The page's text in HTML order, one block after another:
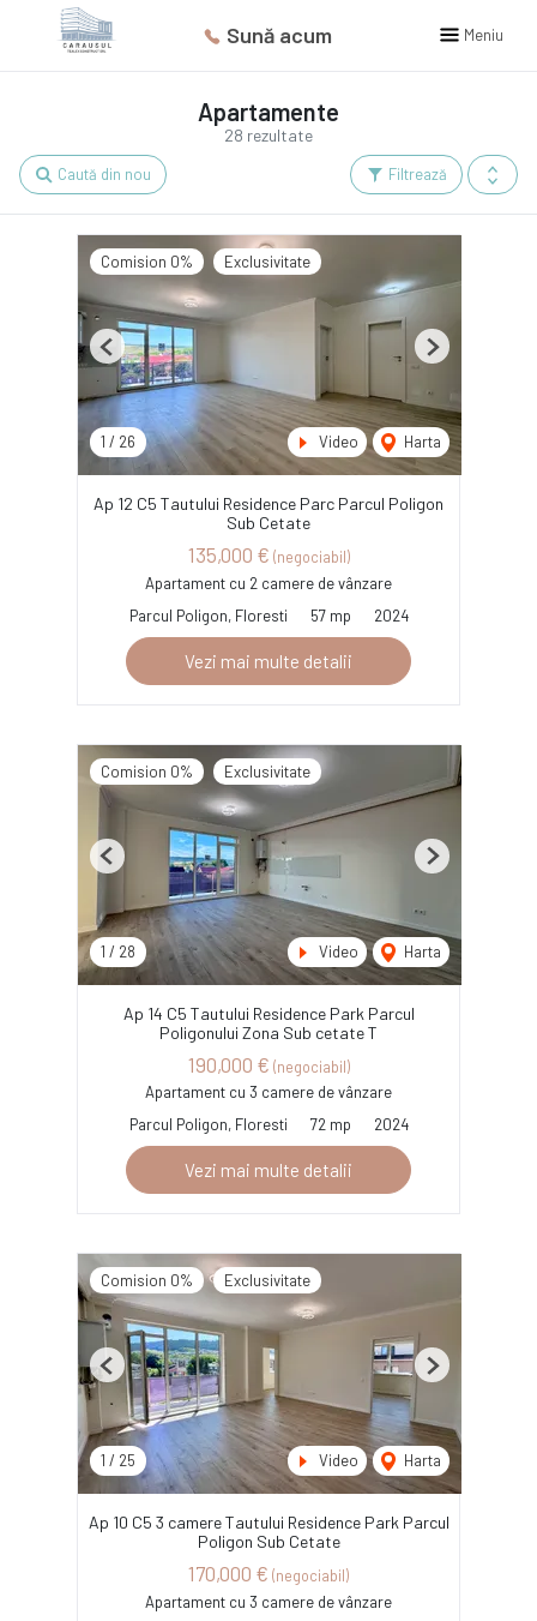
Sună acum Meniu
28 rezultate
Apartamente
Filtrează
Caută din nou
Comision 0% Exclusivitate
1 / 26 Video Harta
Previous Next
Ap 12 C5 Tautului Residence Parc Parcul Poligon
Sub Cetate
135,000 € (negociabil)
Apartament cu 2 camere de vânzare
Parcul Poligon, Floresti
57 mp 2024
Vezi mai multe detalii
Comision 0% Exclusivitate
1 / 28 Video Harta
Previous Next
Ap 14 C5 Tautului Residence Park Parcul
Poligonului Zona Sub cetate T
190,000 € (negociabil)
Apartament cu 3 camere de vânzare
Parcul Poligon, Floresti
72 mp 2024
Vezi mai multe detalii
Comision 0% Exclusivitate
1 / 25 Video Harta
Previous Next
Ap 10 C5 3 camere Tautului Residence Park Parcul
Poligon Sub Cetate
170,000 € (negociabil)
Apartament cu 3 camere de vânzare